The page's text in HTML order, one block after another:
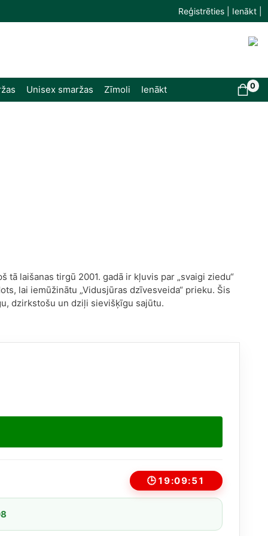
Reģistrēties | Ienākt |
Unisex smaržas Zīmoli Ienākt 0
laišanas tirgū 2001. gadā ir kļuvis par „svaigi ziedu“
lai iemūžinātu „Vidusjūras dzīvesveida“ prieku. Šis
dzirkstošu un dziļi sievišķīgu sajūtu.
🕒 19:09:51